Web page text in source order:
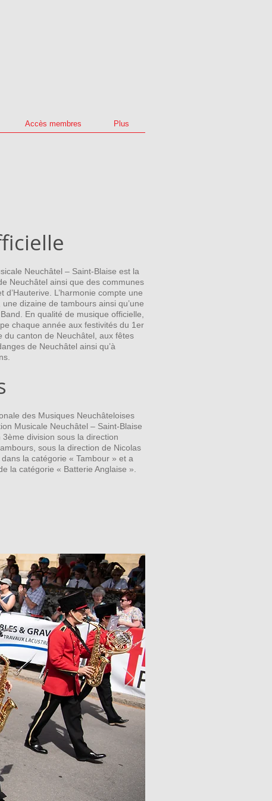
Accès membres Plus
Neuchâtel – Saint-Blaise est la
Neuchâtel ainsi que des communes
L’harmonie compte une
dizaine de tambours ainsi qu’une
En qualité de musique officielle,
chaque année aux festivités du 1er
du canton de Neuchâtel, aux fêtes
de Neuchâtel ainsi qu’à
des Musiques Neuchâteloises
Musicale Neuchâtel – Saint-Blaise
division sous la direction
sous la direction de Nicolas
la catégorie « Tambour » et a
la catégorie « Batterie Anglaise ».